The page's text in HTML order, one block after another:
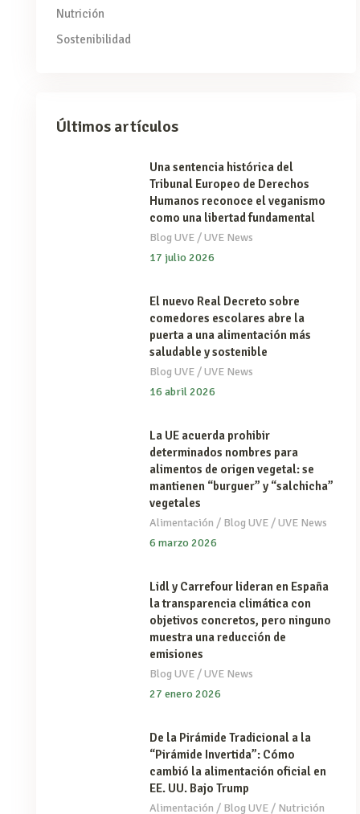
Nutrición
Sostenibilidad
Últimos artículos
Una sentencia histórica del
Tribunal Europeo de Derechos
Humanos reconoce el veganismo
como una libertad fundamental
Blog UVE/UVE News
17 julio 2026
El nuevo Real Decreto sobre
comedores escolares abre la
puerta a una alimentación más
saludable y sostenible
Blog UVE/UVE News
16 abril 2026
La UE acuerda prohibir
determinados nombres para
alimentos de origen vegetal: se
mantienen “burguer” y “salchicha”
vegetales
Alimentación / Blog UVE/UVE News
6 marzo 2026
Lidl y Carrefour lideran en España
la transparencia climática con
objetivos concretos, pero ninguno
muestra una reducción de
emisiones
Blog UVE/UVE News
27 enero 2026
De la Pirámide Tradicional a la
“Pirámide Invertida”: Cómo
cambió la alimentación oficial en
EE. UU. Bajo Trump
Alimentación / Blog UVE/ Nutrición